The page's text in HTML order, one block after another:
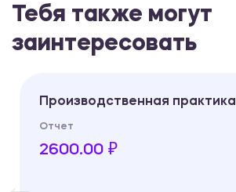
Тебя также могут
заинтересовать
Производственная практика
Отчет
2600.00 ₽